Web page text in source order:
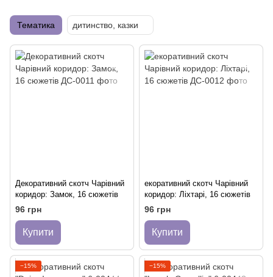
Тематика дитинство, казки
Декоративний скотч Чарівний
коридор: Замок, 16 сюжетів
96 грн
Купити
екоративний скотч Чарівний
коридор: Ліхтарі, 16 сюжетів
96 грн
Купити
−15% −15%